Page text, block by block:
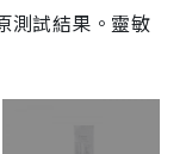
測試結果。靈敏